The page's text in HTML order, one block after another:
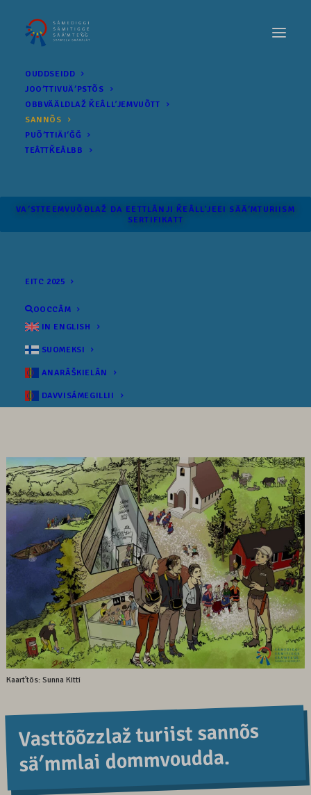
OUDDSEIDD
JOOʹTTIVUÄʹPSTÕS
OBBVÄÄLDLAŽ ǨEÂLLʼJEMVUÕTT
SANNÕS
PUÕʹTTIÄIʹǦǦ
TEÂTTǨEÂLBB
VAʹSTTEEMVUÕĐLAŽ DA EETTLÂNJI ǨEÂLLʼJEEI SÄÄʹM­TURIISM
SERTIFIKATT
EITC 2025
OOCCÂM
IN ENGLISH
SUOMEKSI
ANARÂŠKIELÂN
DAVVISÁMEGILLII
Kaartʼtõs: Sunna Kitti
Vasttõõzzlaž turiist sannõs
säʹmmlai dommvoudda.